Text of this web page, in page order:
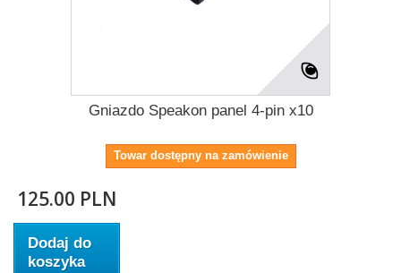
Gniazdo Speakon panel 4-pin x10
Towar dostępny na zamówienie
125.00 PLN
Dodaj do
koszyka